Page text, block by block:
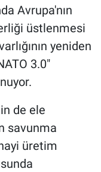
Avrupa'nın
üstlenmesi
yeniden
3.0"
de ele
savunma
üretim